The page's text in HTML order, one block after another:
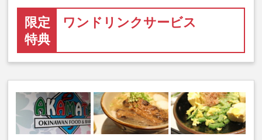
限定
特典
ワンドリンクサービス